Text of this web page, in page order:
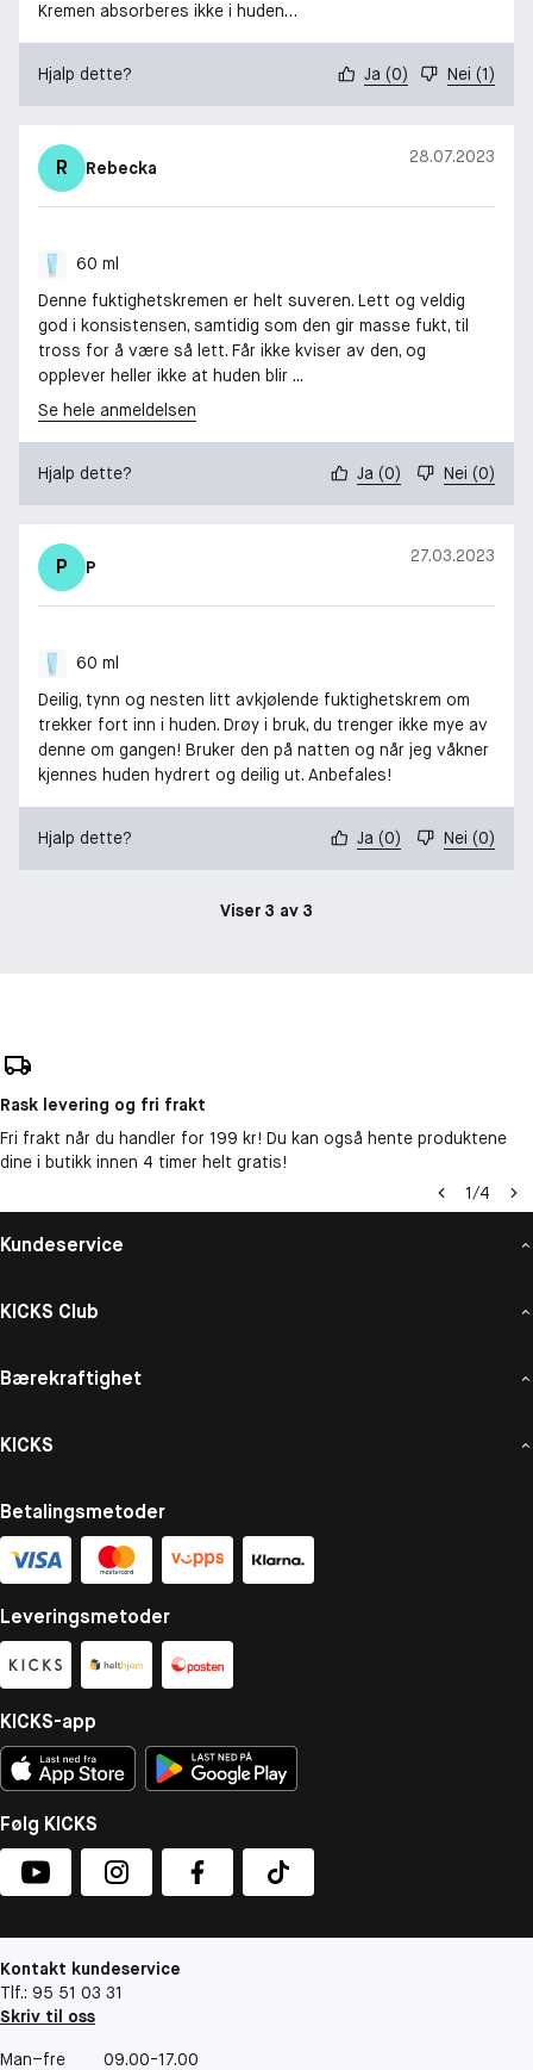
Kremen absorberes ikke i huden…
Hjalp dette? Ja (0) Nei (1)
R Rebecka
28.07.2023
60 ml
Denne fuktighetskremen er helt suveren. Lett og veldig
god i konsistensen, samtidig som den gir masse fukt, til
tross for å være så lett. Får ikke kviser av den, og
opplever heller ikke at huden blir ...
Se hele anmeldelsen
Hjalp dette? Ja (0) Nei (0)
P P
27.03.2023
60 ml
Deilig, tynn og nesten litt avkjølende fuktighetskrem om
trekker fort inn i huden. Drøy i bruk, du trenger ikke mye av
denne om gangen! Bruker den på natten og når jeg våkner
kjennes huden hydrert og deilig ut. Anbefales!
Hjalp dette? Ja (0) Nei (0)
Viser 3 av 3
Rask levering og fri frakt
Fri frakt når du handler for 199 kr! Du kan også hente produktene
dine i butikk innen 4 timer helt gratis!
1/4
Kundeservice
KICKS Club
Bærekraftighet
KICKS
Betalingsmetoder
Leveringsmetoder
KICKS-app
Følg KICKS
Kontakt kundeservice
Tlf.: 95 51 03 31
Skriv til oss
Man–fre
09.00-17.00